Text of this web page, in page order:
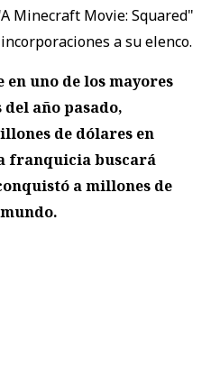
Minecraft Movie: Squared"
a su elenco.
uno de los mayores
año pasado,
de dólares en
franquicia buscará
a millones de